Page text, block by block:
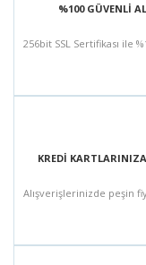
%100 GÜVENLİ
256bit SSL Sertifikası ile
KREDİ
Alışverişlerinizde peşin